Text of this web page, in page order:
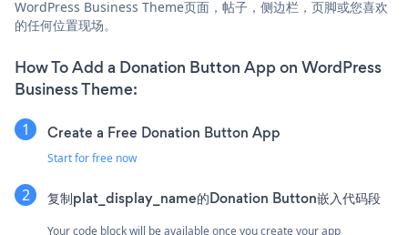
WordPress Business Theme页面，帖子，侧边栏，页脚或您喜欢
的任何位置现场。
How To Add a Donation Button App on WordPress
Business Theme:
Create a Free Donation Button App
Start for free now
复制plat_display_name的Donation Button嵌入代码段
Your code block will be available once you create your app